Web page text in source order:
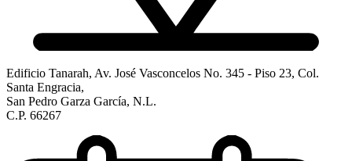
Edificio Tanarah, Av. José Vasconcelos No. 345 - Piso 23, Col.
Santa Engracia,
San Pedro Garza García, N.L.
C.P. 66267